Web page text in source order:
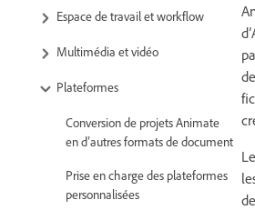
Espace de travail et workflow
Multimédia et vidéo
Plateformes
Conversion de projets Animate
en d’autres formats de document
Prise en charge des plateformes
personnalisées